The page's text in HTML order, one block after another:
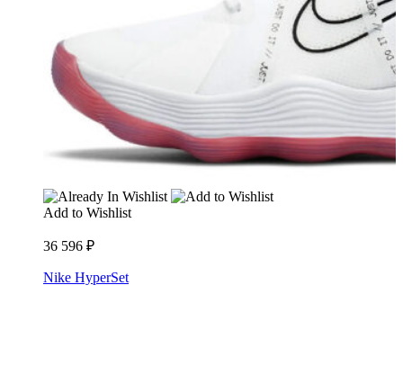
Add to Wishlist
36 596 ₽
Nike HyperSet